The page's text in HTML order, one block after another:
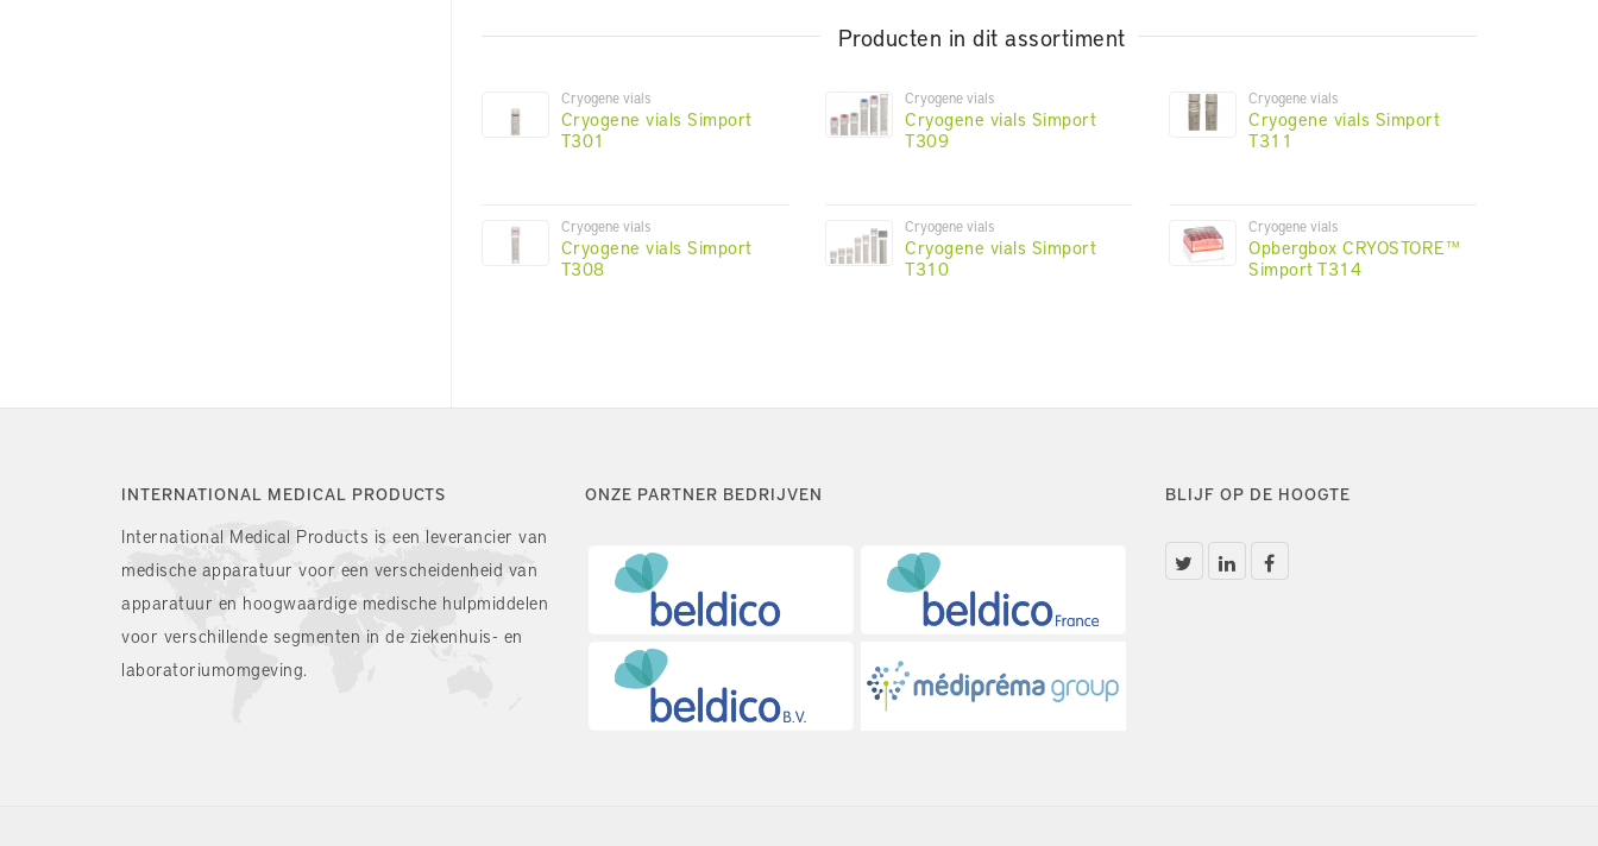
Producten in dit assortiment
Cryogene vials
Cryogene vials Simport
T301
Cryogene vials
Cryogene vials Simport
T308
Cryogene vials
Cryogene vials Simport
T309
Cryogene vials
Cryogene vials Simport
T310
Cryogene vials
Cryogene vials Simport
T311
Cryogene vials
Opbergbox CRYOSTORE™
Simport T314
INTERNATIONAL MEDICAL PRODUCTS
International Medical Products is een leverancier van
medische apparatuur voor een verscheidenheid van
apparatuur en hoogwaardige medische hulpmiddelen
voor verschillende segmenten in de ziekenhuis- en
laboratoriumomgeving.
ONZE PARTNER BEDRIJVEN BLIJF OP DE HOOGTE